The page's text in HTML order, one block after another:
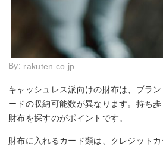
By: rakuten.co.jp
キャッシュレス派向けの財布は、ブラ
ードの収納可能数が異なります。持ち
財布を探すのがポイントです。
財布に入れるカード類は、クレジット